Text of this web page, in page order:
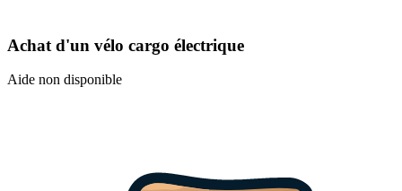
Achat d'un vélo cargo électrique
Aide non disponible